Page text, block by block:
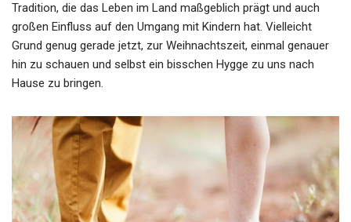
Tradition, die das Leben im Land maßgeblich prägt und auch
großen Einfluss auf den Umgang mit Kindern hat. Vielleicht
Grund genug gerade jetzt, zur Weihnachtszeit, einmal genauer
hin zu schauen und selbst ein bisschen Hygge zu uns nach
Hause zu bringen.